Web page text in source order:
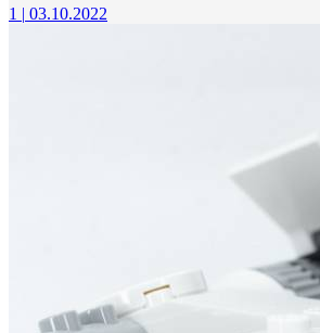
1 | 03.10.2022